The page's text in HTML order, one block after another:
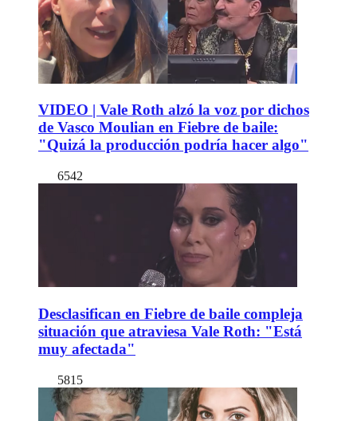
VIDEO | Vale Roth alzó la voz por dichos
de Vasco Moulian en Fiebre de baile:
"Quizá la producción podría hacer algo"
6542
Desclasifican en Fiebre de baile compleja
situación que atraviesa Vale Roth: "Está
muy afectada"
5815